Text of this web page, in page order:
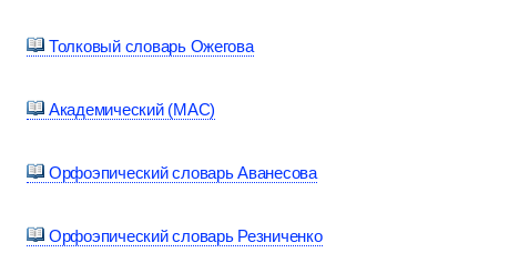
Толковый словарь Ожегова
Академический (МАС)
Орфоэпический словарь Аванесова
Орфоэпический словарь Резниченко